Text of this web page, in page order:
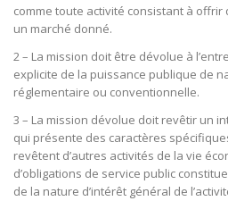
comme toute activité consistant à
un marché donné.
2 – La mission doit être dévolue à
explicite de la puissance publique de
réglementaire ou conventionnelle.
3 – La mission dévolue doit revêtir un
qui présente des caractères
revêtent d’autres activités de la vie
d’obligations de service public
de la nature d’intérêt général de